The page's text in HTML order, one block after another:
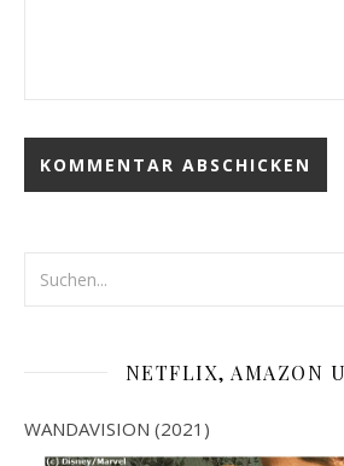
NETFLIX, AMAZON
WANDAVISION (2021)